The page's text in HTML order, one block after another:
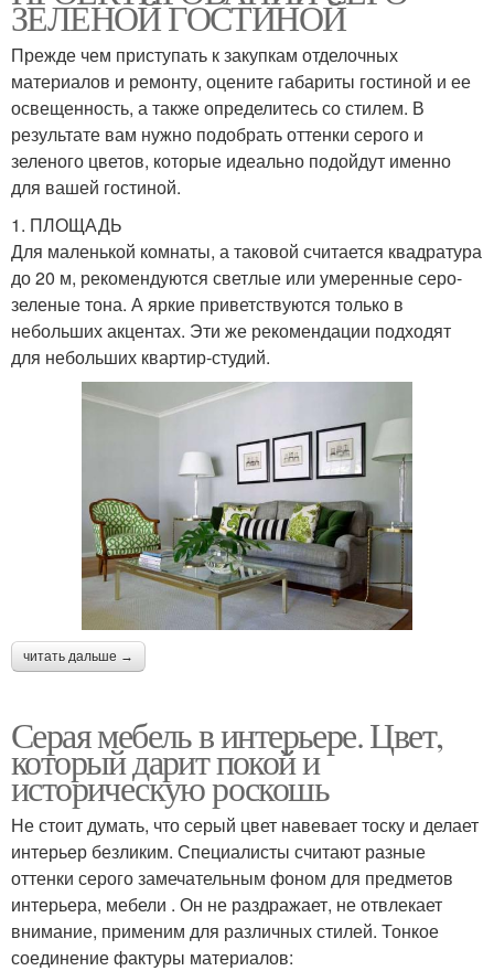
ЗЕЛЕНОЙ ГОСТИНОЙ
Прежде чем приступать к закупкам отделочных
материалов и ремонту, оцените габариты гостиной и ее
освещенность, а также определитесь со стилем. В
результате вам нужно подобрать оттенки серого и
зеленого цветов, которые идеально подойдут именно
для вашей гостиной.
1. ПЛОЩАДЬ
Для маленькой комнаты, а таковой считается квадратура
до 20 м, рекомендуются светлые или умеренные серо-
зеленые тона. А яркие приветствуются только в
небольших акцентах. Эти же рекомендации подходят
для небольших квартир-студий.
читать дальше →
Серая мебель в интерьере. Цвет,
который дарит покой и
историческую роскошь
Не стоит думать, что серый цвет навевает тоску и делает
интерьер безликим. Специалисты считают разные
оттенки серого замечательным фоном для предметов
интерьера, мебели . Он не раздражает, не отвлекает
внимание, применим для различных стилей. Тонкое
соединение фактуры материалов: